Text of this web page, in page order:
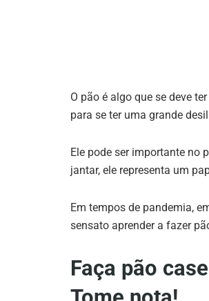
O pão é algo que se deve
para se ter uma grande
Ele pode ser importante no
jantar, ele representa um
Em tempos de pandemia,
sensato aprender a fazer
Faça pão